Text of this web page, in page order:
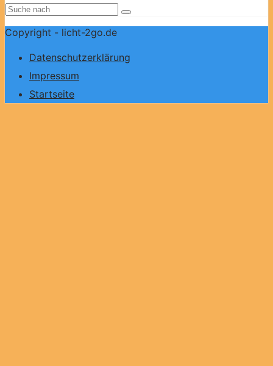
Copyright - licht-2go.de
Datenschutzerklärung
Impressum
Startseite